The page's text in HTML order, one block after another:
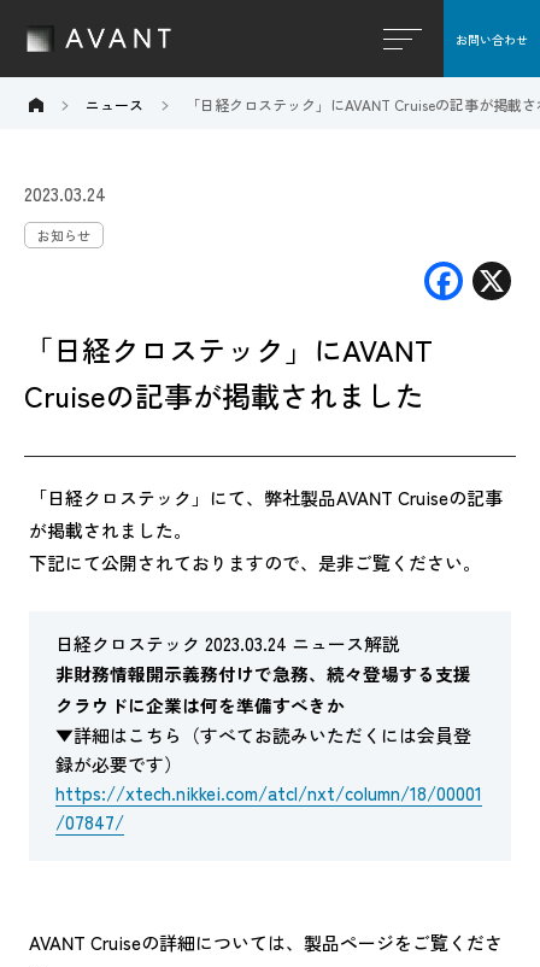
お問い合わせ
ニュース 「日経クロステック」にAVANT Cruiseの記事が掲載
2023.03.24
お知らせ
F
o
k
「日経クロステック」にAVANT
Cruiseの記事が掲載されました
「日経クロステック」にて、弊社製品AVANT Cruiseの記事
が掲載されました。
下記にて公開されておりますので、是非ご覧ください。
日経クロステック 2023.03.24 ニュース解説
非財務情報開示義務付けで急務、続々登場する支援
クラウドに企業は何を準備すべきか
▼詳細はこちら（すべてお読みいただくには会員登
録が必要です）
https://xtech.nikkei.com/atcl/nxt/column/18/00001
/07847/
AVANT Cruiseの詳細については、製品ページをご覧くださ